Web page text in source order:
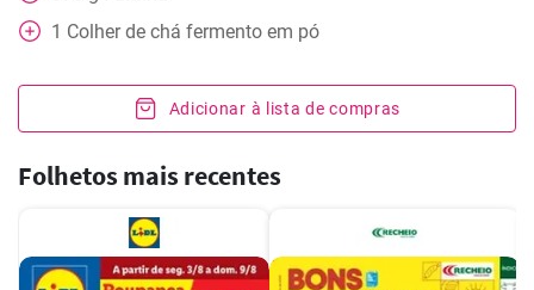
1 Colher de chá fermento em pó
Adicionar à lista de compras
Folhetos mais recentes